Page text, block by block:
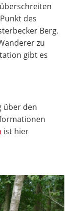
des
Berg.
zu
gibt es
über den
ist hier